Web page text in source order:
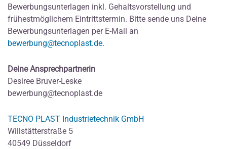
Bewerbungsunterlagen inkl. Gehaltsvorstellung und
frühestmöglichem Eintrittstermin. Bitte sende uns Deine
Bewerbungsunterlagen per E-Mail an
bewerbung@tecnoplast.de.
Deine Ansprechpartnerin
Desiree Bruver-Leske
bewerbung@tecnoplast.de
TECNO PLAST Industrietechnik GmbH
Willstätterstraße 5
40549 Düsseldorf